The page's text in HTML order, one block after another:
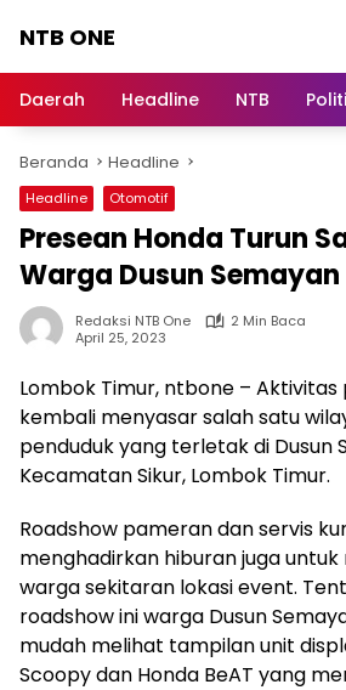
NTB ONE
dan
Berita
Lombok
Daerah Headline NTB
Beranda Headline
Headline Otomotif
Presean Honda Turun
Warga Dusun Semayan
Redaksi NTB One
2 Min Baca
April 25, 2023
Lombok Timur, ntbone – Aktivitas
kembali menyasar salah satu
penduduk yang terletak di Dusun
Kecamatan Sikur, Lombok Timur.
Roadshow pameran dan servis
menghadirkan hiburan juga
warga sekitaran lokasi event.
roadshow ini warga Dusun
mudah melihat tampilan unit
Scoopy dan Honda BeAT yang